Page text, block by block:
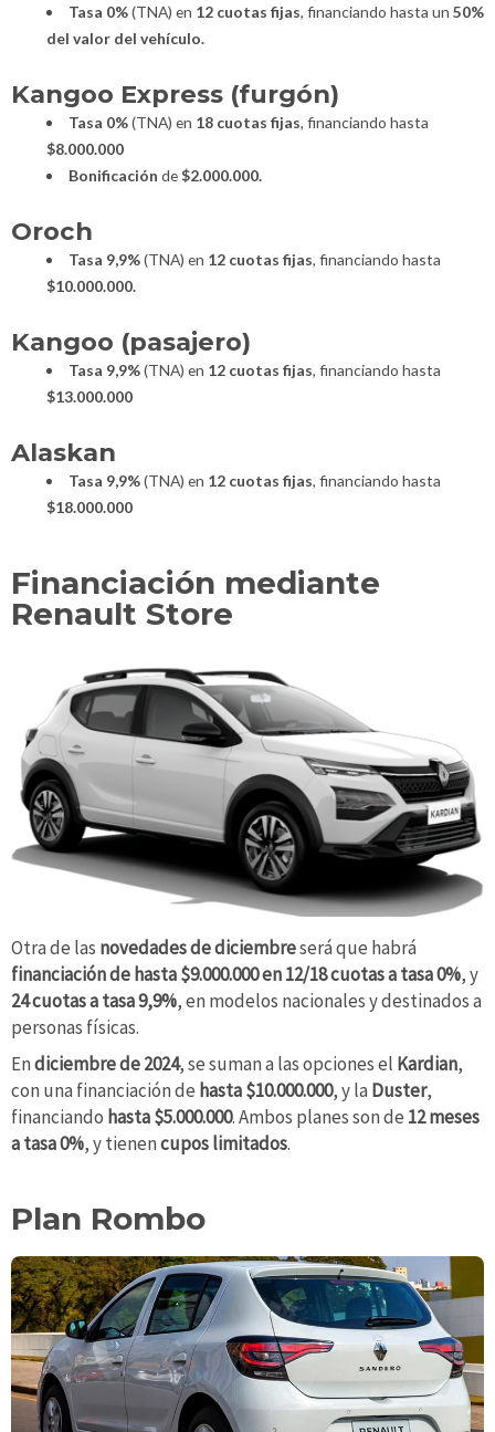
Tasa 0%(TNA) en 12 cuotas fijas, financiando hasta un 50%
del valor del vehículo.
Kangoo Express (furgón)
Tasa 0%(TNA) en 18 cuotas fijas, financiando hasta
$8.000.000
Bonificación de$2.000.000.
Oroch
Tasa 9,9%(TNA) en 12 cuotas fijas, financiando hasta
$10.000.000.
Kangoo (pasajero)
Tasa 9,9%(TNA) en 12 cuotas fijas, financiando hasta
$13.000.000
Alaskan
Tasa 9,9%(TNA) en 12 cuotas fijas, financiando hasta
$18.000.000
Financiación mediante
Renault Store
Otra de las novedades de diciembreserá que habrá
financiación de hasta $9.000.000 en 12/18 cuotas a tasa 0%, y
24 cuotas a tasa 9,9%, en modelos nacionales y destinados a
personas físicas.
Endiciembre de 2024, se suman a las opciones el Kardian,
con una financiación de hasta $10.000.000, y la Duster,
financiando hasta $5.000.000. Ambos planes son de 12 meses
a tasa 0%, y tienencupos limitados.
Plan Rombo